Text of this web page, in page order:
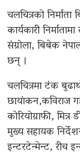
चलचित्रको
कार्यकारी
संग्रोला, बिबेक
छन् ।
चलचित्रमा टंक
छायांकन,कविराज
कोरियोग्राफी,
मुख्य सहायक
इन्टरटेन्मेन्ट, रीच